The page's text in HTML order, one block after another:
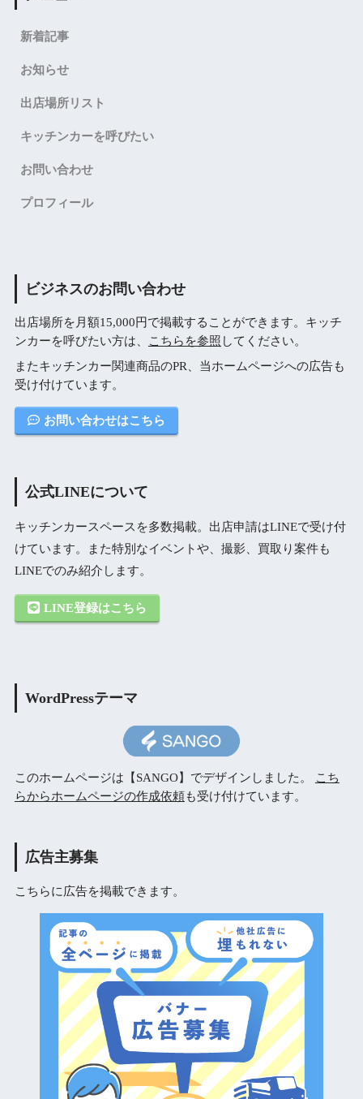
新着記事
お知らせ
出店場所リスト
キッチンカーを呼びたい
お問い合わせ
プロフィール
ビジネスのお問い合わせ
出店場所を月額15,000円で掲載することができます。キッチ
ンカーを呼びたい方は、
こちらを参照 してください。
またキッチンカー関連商品のPR、当ホームページへの広告も
受け付けています。
お問い合わせはこちら
公式LINEについて
キッチンカースペースを多数掲載。出店申請はLINEで受け付
けています。また特別なイベントや、撮影、買取り案件も
LINEでのみ紹介します。
LINE登録はこちら
WordPressテーマ
このホームページは【SANGO】でデザインしました。
こち
らからホームページの作成依頼も受け付けています。
広告主募集
こちらに広告を掲載できます。